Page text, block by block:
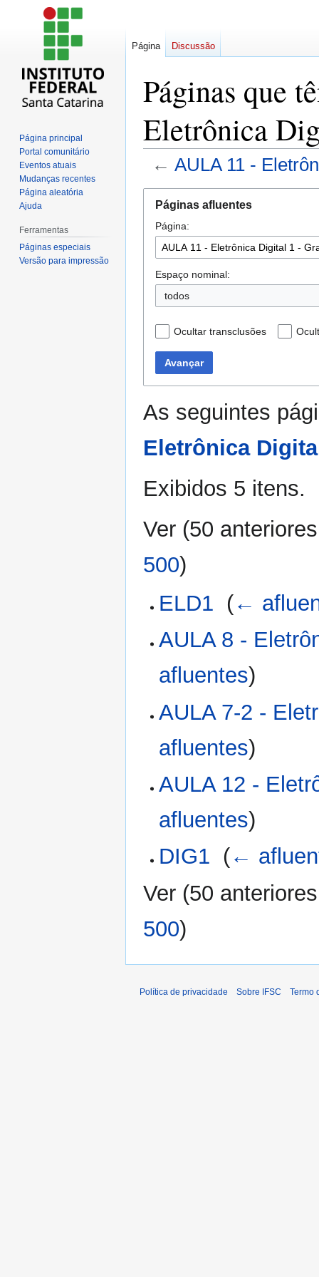
Páginas que
Eletrônica
← AULA 11 -
para
navegação
para
pesquisar
Páginas afluentes
Página:
Espaço nominal:
todos
Ocultar transclusões
Avançar
As seguintes
Eletrônica
Exibidos 5 itens.
Ver (50 anteriores
500)
ELD1 (←
AULA 8 -
afluentes)
AULA 7-2 -
afluentes)
AULA 12 -
afluentes)
DIG1 (←
Ver (50 anteriores
500)
Página Discussão
Página principal
Portal comunitário
Eventos atuais
Mudanças recentes
Página aleatória
Ajuda
Ferramentas
Páginas especiais
Versão para impressão
Política de privacidade Sobre IFSC Termo